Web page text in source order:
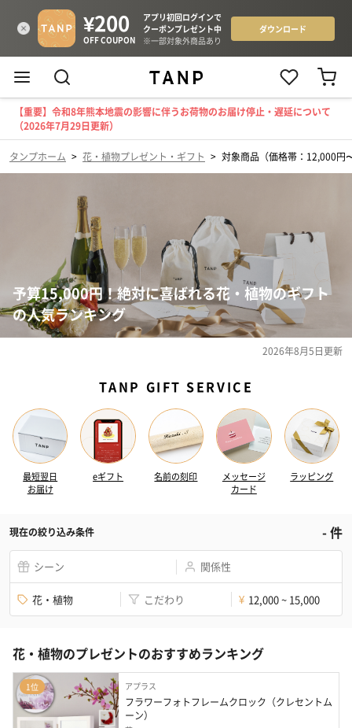
【重要】令和8年熊本地震の影響に伴うお荷物のお届け停止・遅延について
（2026年7月29日更新）
タンプホーム > 花・植物プレゼント・ギフト > 対象商品（価格帯：12,000円
予算15,000円！絶対に喜ばれる花・植物のギフト
の人気ランキング
2026年8月5日更新
TANP GIFT SERVICE
最短翌日
お届け
eギフト 名前の刻印
メッセージ
カード
ラッピング
現在の絞り込み条件 -件
シーン 関係性
花・植物 こだわり ¥ 12,000 ~ 15,000
花・植物のプレゼントのおすすめランキング
1位 アプラス
フラワーフォトフレームクロック（クレセントム
ーン）